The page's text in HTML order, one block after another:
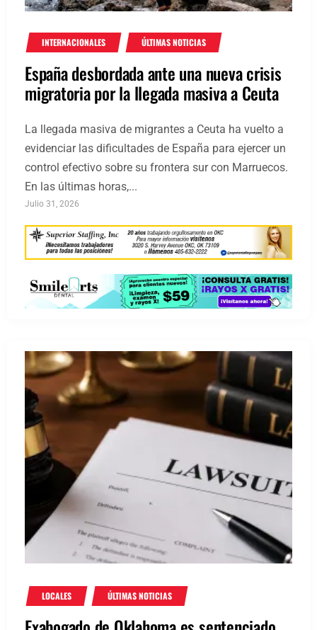
INTERNACIONALES ÚLTIMAS NOTICIAS
España desbordada ante una nueva crisis
migratoria por la llegada masiva a Ceuta
La llegada masiva de migrantes a Ceuta ha vuelto a
evidenciar las dificultades de España para ejercer un
control efectivo sobre su frontera sur con Marruecos.
En las últimas horas,...
Julio 31, 2026
LOCALES ÚLTIMAS NOTICIAS